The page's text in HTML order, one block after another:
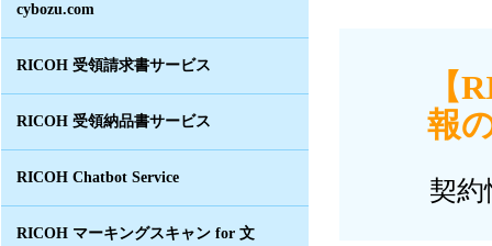
cybozu.com
RICOH 受領請求書サービス
RICOH 受領納品書サービス
RICOH Chatbot Service
RICOH マーキングスキャン for 文
【
報
契